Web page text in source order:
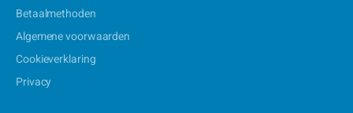
Betaalmethoden
Algemene voorwaarden
Cookieverklaring
Privacy